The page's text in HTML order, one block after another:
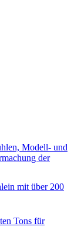
Modell- und
der
mit über 200
Tons für